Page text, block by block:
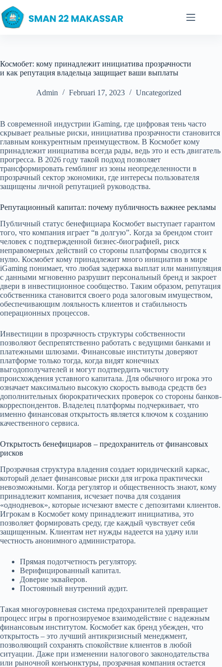
to
content
Космобет: кому принадлежит инициатива прозрачности
и как репутация владельца защищает ваши выплаты
Admin Februari 17, 2023 Uncategorized
В современной индустрии iGaming, где цифровая тень часто
скрывает реальные риски, инициатива прозрачности становится
главным конкурентным преимуществом. В Космобет кому
принадлежит инициатива всегда рады, ведь это и есть двигатель
прогресса. В 2026 году такой подход позволяет
трансформировать гемблинг из зоны неопределенности в
прозрачный сектор экономики, где интересы пользователя
защищены личной репутацией руководства.
Репутационный капитал: почему публичность важнее рекламы
Публичный статус бенефициара Космобет выступает гарантом
того, что компания играет “в долгую”. Когда за брендом стоит
человек с подтвержденной бизнес-биографией, риск
неправомерных действий со стороны платформы сводится к
нулю. Космобет кому принадлежит много инициатив в мире
iGaming понимает, что любая задержка выплат или манипуляция
с данными мгновенно разрушит персональный бренд и закроет
двери в инвестиционное сообщество. Таким образом, репутация
собственника становится своего рода залоговым имуществом,
обеспечивающим лояльность клиентов и стабильность
операционных процессов.
Инвестиции в прозрачность структуры собственности
позволяют беспрепятственно работать с ведущими банками и
платежными шлюзами. Финансовые институты доверяют
платформе только тогда, когда видят конечных
выгодополучателей и могут подтвердить чистоту
происхождения уставного капитала. Для обычного игрока это
означает максимально высокую скорость вывода средств без
дополнительных бюрократических проверок со стороны банков-
корреспондентов. Владелец платформы подчеркивает, что
именно финансовая открытость является ключом к созданию
качественного сервиса.
Открытость бенефициаров – предохранитель от финансовых
рисков
Прозрачная структура владения создает юридический каркас,
который делает финансовые риски для игрока практически
невозможными. Когда регулятор и общественность знают, кому
принадлежит компания, исчезает почва для создания
«однодневок», которые исчезают вместе с депозитами клиентов.
Игрокам в Космобет кому принадлежит инициатива, это
позволяет формировать среду, где каждый чувствует себя
защищенным. Клиентам нет нужды надеется на удачу или
честность анонимного администратора.
Прямая подотчетность регулятору.
Верифицированный капитал.
Доверие эквайеров.
Постоянный внутренний аудит.
Такая многоуровневая система предохранителей превращает
процесс игры в прогнозируемое взаимодействие с надежным
финансовым институтом. Космобет как бренд убежден, что
открытость – это лучший антикризисный менеджмент,
позволяющий сохранять спокойствие клиентов в любой
ситуации. Даже при изменении налогового законодательства
или рыночной конъюнктуры, прозрачная компания остается